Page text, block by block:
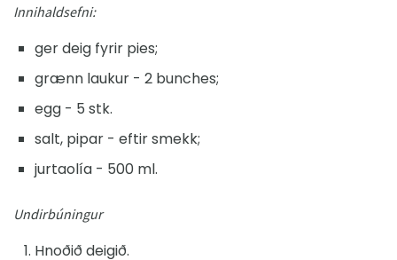
Innihaldsefni:
ger deig fyrir pies;
grænn laukur - 2 bunches;
egg - 5 stk.
salt, pipar - eftir smekk;
jurtaolía - 500 ml.
Undirbúningur
Hnoðið deigið.